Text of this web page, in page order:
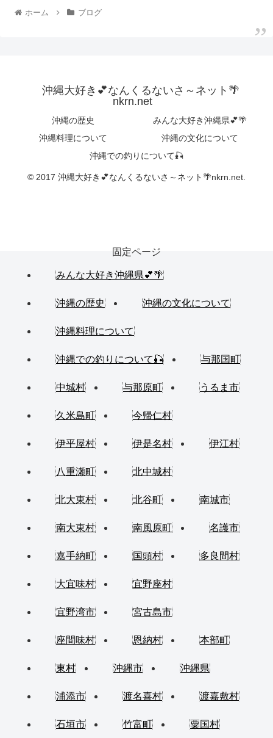
ホーム ブログ
沖縄大好き💕なんくるないさ～ネット🌴
nkrn.net
沖縄の歴史
みんな大好き沖縄県💕🌴
沖縄料理について
沖縄の文化について
沖縄での釣りについて🎣
© 2017 沖縄大好き💕なんくるないさ～ネット🌴nkrn.net.
固定ページ
みんな大好き沖縄県💕🌴
沖縄の歴史 沖縄の文化について
沖縄料理について
沖縄での釣りについて🎣 与那国町
中城村 与那原町 うるま市
久米島町 今帰仁村
伊平屋村 伊是名村 伊江村
八重瀬町 北中城村
北大東村 北谷町 南城市
南大東村 南風原町 名護市
嘉手納町 国頭村 多良間村
大宜味村 宜野座村
宜野湾市 宮古島市
座間味村 恩納村 本部町
東村 沖縄市 沖縄県
浦添市 渡名喜村 渡嘉敷村
石垣市 竹富町 粟国村